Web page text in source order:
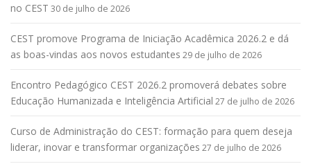
no CEST 30 de julho de 2026
CEST promove Programa de Iniciação Acadêmica 2026.2 e dá
as boas-vindas aos novos estudantes 29 de julho de 2026
Encontro Pedagógico CEST 2026.2 promoverá debates sobre
Educação Humanizada e Inteligência Artificial 27 de julho de 2026
Curso de Administração do CEST: formação para quem deseja
liderar, inovar e transformar organizações 27 de julho de 2026